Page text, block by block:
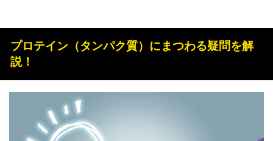
プロテイン（タンパク質）にまつわる疑問を解
説！